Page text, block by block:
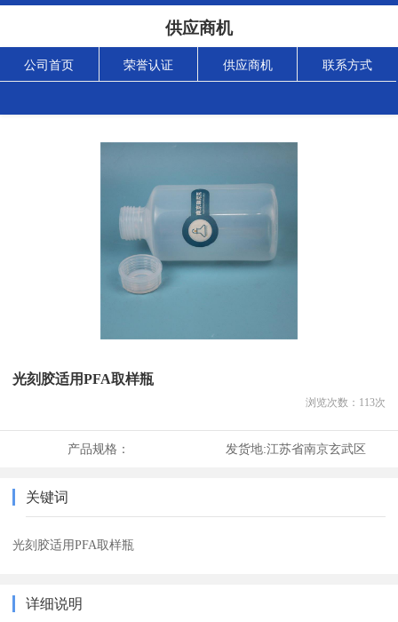
供应商机
公司首页 荣誉认证 供应商机 联系方式
光刻胶适用PFA取样瓶
浏览次数： 113次
产品规格： 发货地:江苏省南京玄武区
关键词
光刻胶适用PFA取样瓶
详细说明